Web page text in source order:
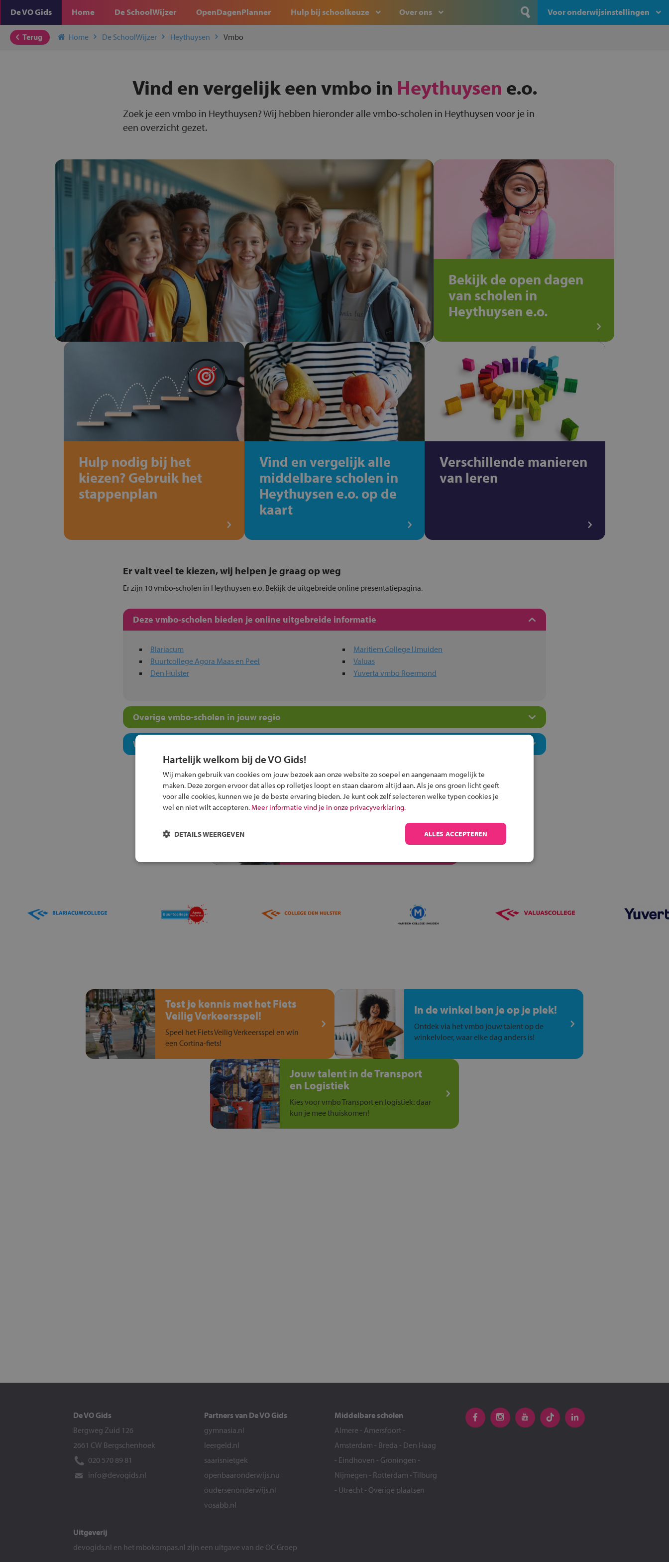
De VO Gids Home De SchoolWijzer OpenDagenPlanner Hulp bij schoolkeuze Over ons Voor onderwijsinstellingen
Terug Home De SchoolWijzer Heythuysen Vmbo
Vind en vergelijk een vmbo in Heythuysen e.o.
Zoek je een vmbo in Heythuysen? Wij hebben hieronder alle vmbo-scholen in Heythuysen voor je in
een overzicht gezet.
Bekijk de open dagen
van scholen in
Heythuysen e.o.
Hulp nodig bij het
kiezen? Gebruik het
stappenplan
Vind en vergelijk alle
middelbare scholen in
Heythuysen e.o. op de
kaart
Verschillende manieren
van leren
Er valt veel te kiezen, wij helpen je graag op weg
Er zijn 10 vmbo-scholen in Heythuysen e.o. Bekijk de uitgebreide online presentatiepagina.
Deze vmbo-scholen bieden je online uitgebreide informatie
Blariacum
Buurtcollege Agora Maas en Peel
Den Hulster
Maritiem College IJmuiden
Valuas
Yuverta vmbo Roermond
Overige vmbo-scholen in jouw regio
Welk onderwijsconcept past bij jou?
Inschrijven?
Alle informatie om je kind aan te melden bij
Test je kennis met het Fiets
Veilig Verkeersspel!
Speel het Fiets Veilig Verkeersspel en win
een Cortina-fiets!
In de winkel ben je op je plek!
Ontdek via het vmbo jouw talent op de
winkelvloer, waar elke dag anders is!
Jouw talent in de Transport
en Logistiek
Kies voor vmbo Transport en logistiek: daar
kun je mee thuiskomen!
De VO Gids
Bergweg Zuid 126
2661 CW Bergschenhoek
020 570 89 81
info@devogids.nl
Partners van De VO Gids
gymnasia.nl
leergeld.nl
saarisnietgek
openbaaronderwijs.nu
oudersenonderwijs.nl
vosabb.nl
Middelbare scholen
Almere - Amersfoort -
Amsterdam - Breda - Den Haag
- Eindhoven - Groningen -
Nijmegen - Rotterdam -Tilburg
- Utrecht - Overige plaatsen
Uitgeverij
devogids.nl en het mbokompas.nl zijn een uitgave van de OC Groep
Hartelijk welkom bij de VO Gids!
Wij maken gebruik van cookies om jouw bezoek aan onze website zo soepel en aangenaam mogelijk te
maken. Deze zorgen ervoor dat alles op rolletjes loopt en staan daarom altijd aan. Als je ons groen licht geeft
voor alle cookies, kunnen we je de beste ervaring bieden. Je kunt ook zelf selecteren welke typen cookies je
wel en niet wilt accepteren. Meer informatie vind je in onze privacyverklaring.
ALLES ACCEPTEREN
DETAILS WEERGEVEN